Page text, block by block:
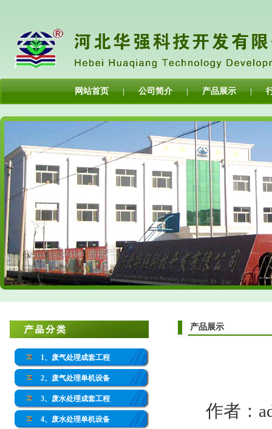
网站首页 | 公司简介 | 产品展示 |
1、废气处理成套工程
2、废气处理单机设备
3、废水处理成套工程
4、废水处理单机设备
产品展示
作者：